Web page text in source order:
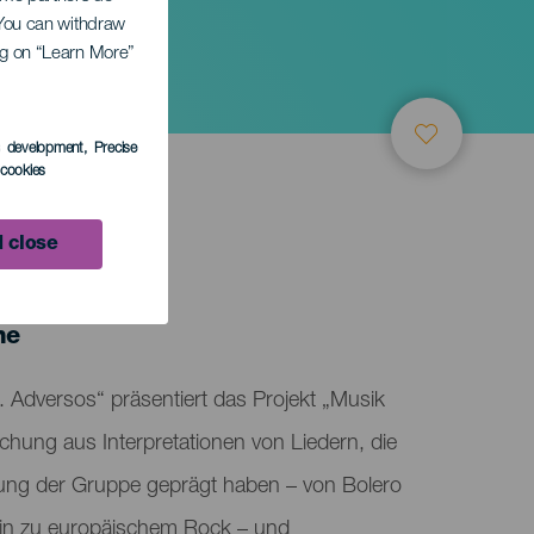
can withdraw
on “Learn More”
development, Precise
close
Adversos“ präsentiert das Projekt „Musik
aus Interpretationen von Liedern, die
der Gruppe geprägt haben – von Bolero